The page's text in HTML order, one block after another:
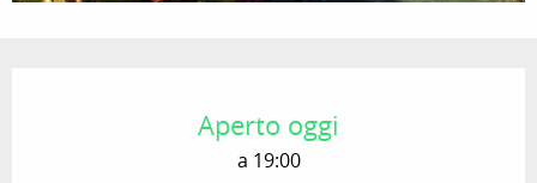
Aperto oggi
a 19:00